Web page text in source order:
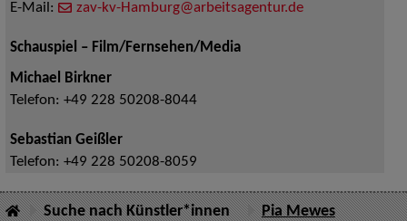
E-Mail:
zav-kv-Hamburg@arbeitsagentur.de
Schauspiel – Film/Fernsehen/Media
Michael Birkner
Telefon: +49 228 50208-8044
Sebastian Geißler
Telefon: +49 228 50208-8059
Suche nach Künstler*innen Pia Mewes